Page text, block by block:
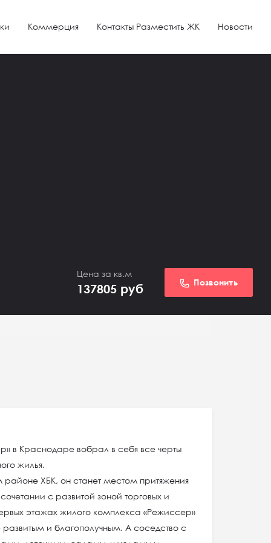
Коммерция Контакты Разместить ЖК Новости
Цена за кв.м
137805 руб Позвонить
в Краснодаре вобрал в себя все черты
жилья.
ХБК, он станет местом притяжения
с развитой зоной торговых и
этажах жилого комплекса «Режиссер»
и благополучным. А соседство с